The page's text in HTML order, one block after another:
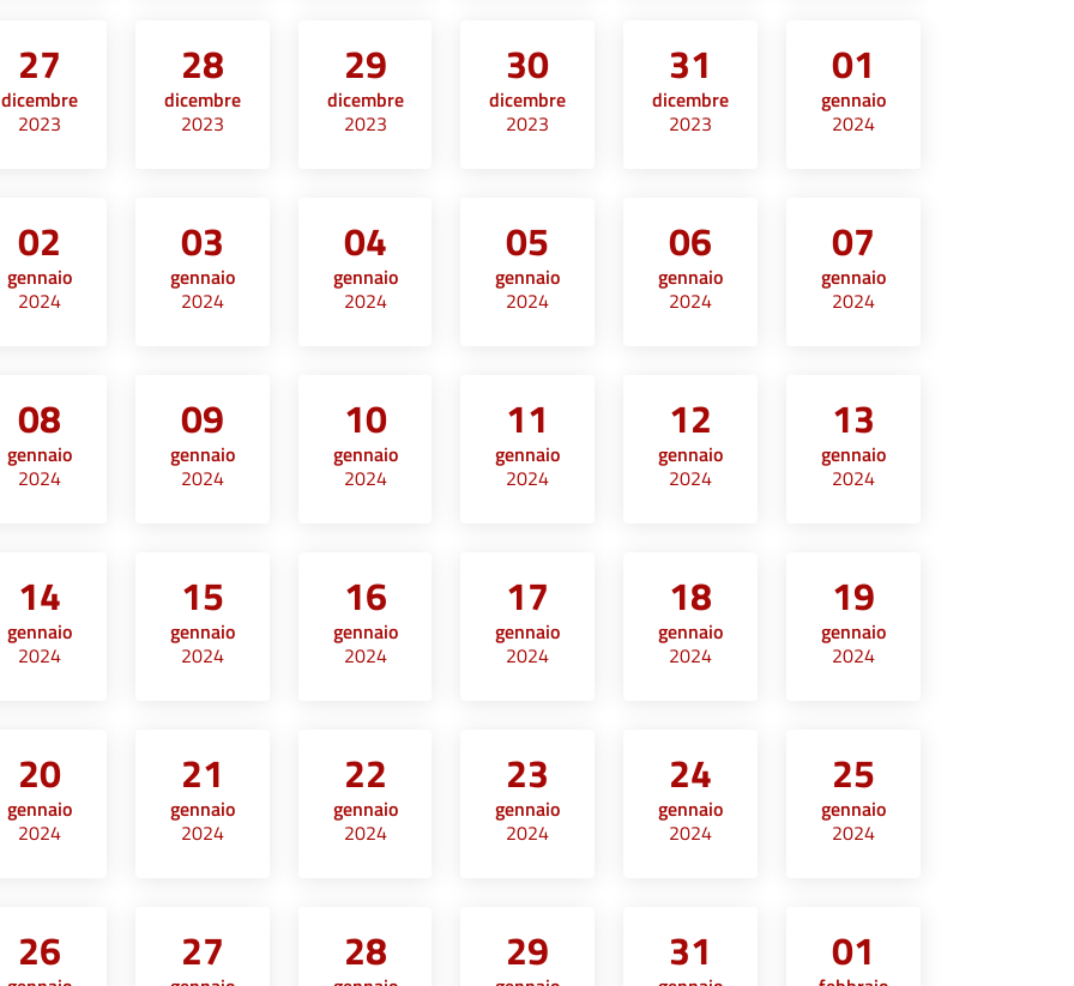
27
dicembre
2023
28
dicembre
2023
29
dicembre
2023
30
dicembre
2023
31
dicembre
2023
01
gennaio
2024
02
gennaio
2024
03
gennaio
2024
04
gennaio
2024
05
gennaio
2024
06
gennaio
2024
07
gennaio
2024
08
gennaio
2024
09
gennaio
2024
10
gennaio
2024
11
gennaio
2024
12
gennaio
2024
13
gennaio
2024
14
gennaio
2024
15
gennaio
2024
16
gennaio
2024
17
gennaio
2024
18
gennaio
2024
19
gennaio
2024
20
gennaio
2024
21
gennaio
2024
22
gennaio
2024
23
gennaio
2024
24
gennaio
2024
25
gennaio
2024
26 27 28 29 31 01